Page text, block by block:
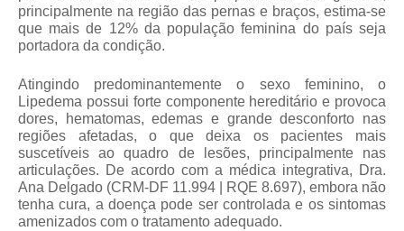
principalmente na região das pernas e braços, estima-se
que mais de 12% da população feminina do país seja
portadora da condição.
Atingindo predominantemente o sexo feminino, o
Lipedema possui forte componente hereditário e provoca
dores, hematomas, edemas e grande desconforto nas
regiões afetadas, o que deixa os pacientes mais
suscetíveis ao quadro de lesões, principalmente nas
articulações. De acordo com a médica integrativa, Dra.
Ana Delgado (CRM-DF 11.994 | RQE 8.697), embora não
tenha cura, a doença pode ser controlada e os sintomas
amenizados com o tratamento adequado.